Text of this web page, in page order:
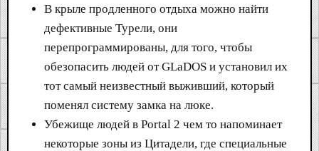
В крыле продленного отдыха можно найти
дефективные Турели, они
перепрограммированы, для того, чтобы
обезопасить людей от GLaDOS и установил их
тот самый неизвестный выживший, который
поменял систему замка на люке.
Убежище людей в Portal 2 чем то напоминает
некоторые зоны из Цитадели, где специальные